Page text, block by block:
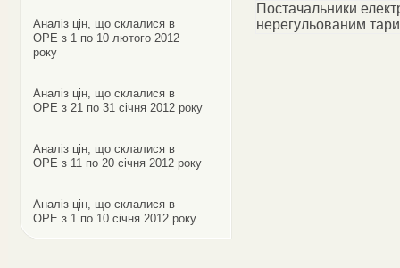
Аналіз цін, що склалися в
ОРЕ з 1 по 10 лютого 2012
року
Аналіз цін, що склалися в
ОРЕ з 21 по 31 січня 2012 року
Аналіз цін, що склалися в
ОРЕ з 11 по 20 січня 2012 року
Аналіз цін, що склалися в
ОРЕ з 1 по 10 січня 2012 року
Постачальники
нерегульованим